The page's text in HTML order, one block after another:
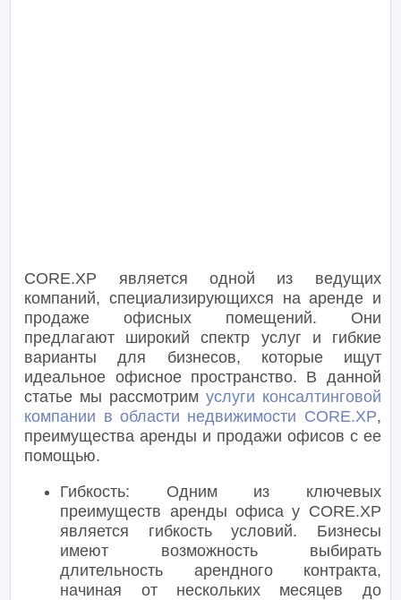
CORE.XP является одной из ведущих
компаний, специализирующихся на аренде и
продаже офисных помещений. Они
предлагают широкий спектр услуг и гибкие
варианты для бизнесов, которые ищут
идеальное офисное пространство. В данной
статье мы рассмотрим услуги консалтинговой
компании в области недвижимости CORE.XP,
преимущества аренды и продажи офисов с ее
помощью.
Гибкость: Одним из ключевых
преимуществ аренды офиса у CORE.XP
является гибкость условий. Бизнесы
имеют возможность выбирать
длительность арендного контракта,
начиная от нескольких месяцев до